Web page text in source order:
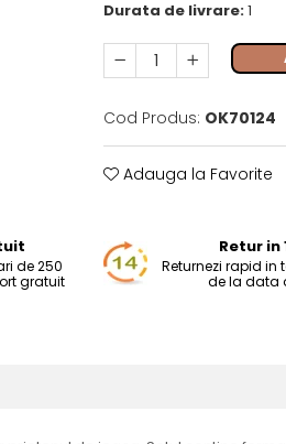
Durata de livrare:1
Cod Produs: OK70124
Adauga la Favorite
de 250
gratuit
Retur in
Returnezi rapid in
de la data